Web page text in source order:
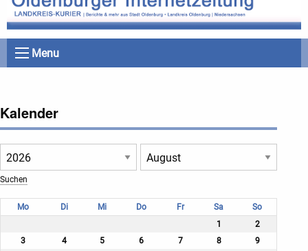
Menu
Kalender
Mo Di Mi Do Fr Sa
So
1
2
3
4 5 6 7 8
9